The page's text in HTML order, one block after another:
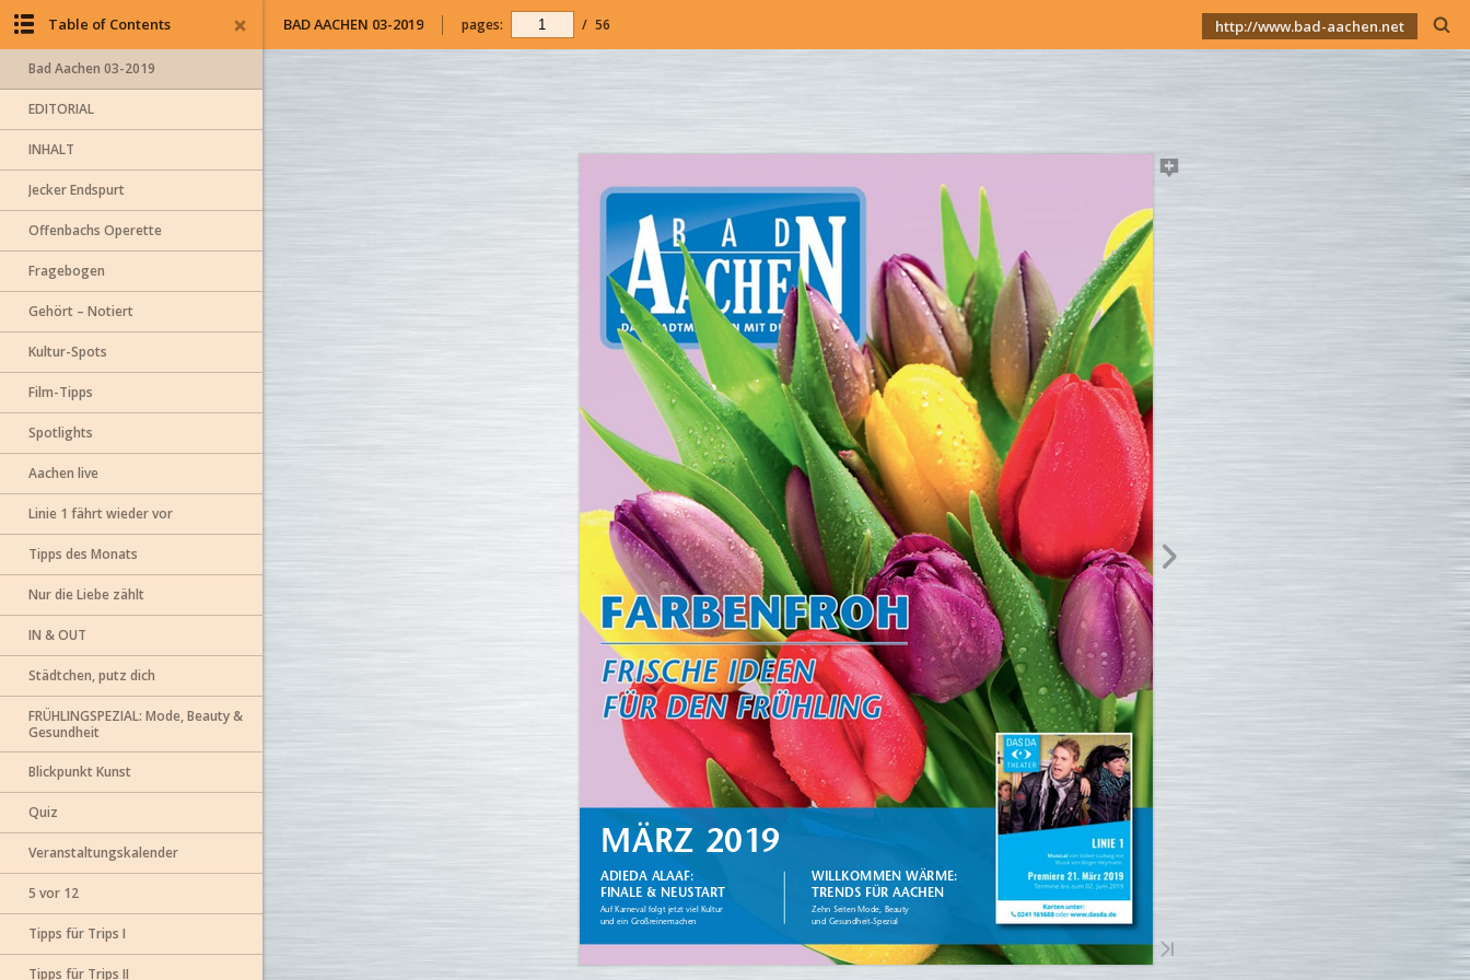
BAD AACHEN 03-2019 pages: / 56 http://www.bad-aachen.net
Table of Contents
Bad Aachen 03-2019
EDITORIAL
INHALT
Jecker Endspurt
Offenbachs Operette
Fragebogen
Gehört – Notiert
Kultur-Spots
Film-Tipps
Spotlights
Aachen live
Linie 1 fährt wieder vor
Tipps des Monats
Nur die Liebe zählt
IN & OUT
Städtchen, putz dich
FRÜHLINGSPEZIAL: Mode, Beauty &
Gesundheit
Blickpunkt Kunst
Quiz
Veranstaltungskalender
5 vor 12
Tipps für Trips I
Tipps für Trips II